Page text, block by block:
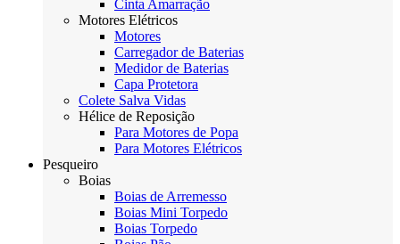
Cinta Amarração
Motores Elétricos
Motores
Carregador de Baterias
Medidor de Baterias
Capa Protetora
Colete Salva Vidas
Hélice de Reposição
Para Motores de Popa
Para Motores Elétricos
Pesqueiro
Boias
Boias de Arremesso
Boias Mini Torpedo
Boias Torpedo